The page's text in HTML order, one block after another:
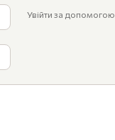
Увійти за допомогою